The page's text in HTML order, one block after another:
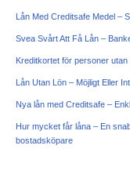
Lån Med Creditsafe Medel –
Svea Svårt Att Få Lån –
Kreditkortet för personer
Lån Utan Lön – Möjligt Eller
Nya lån med Creditsafe –
Hur mycket får låna – En
bostadsköpare